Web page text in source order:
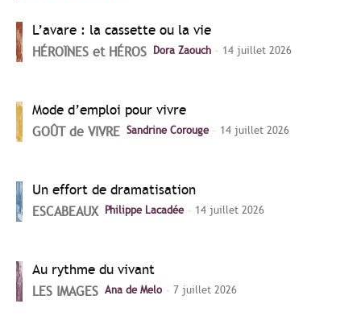
L’avare : la cassette ou la vie
HÉROÏNES et HÉROS Dora Zaouch - 14 juillet 2026
Mode d’emploi pour vivre
GOÛT de VIVRE Sandrine Corouge - 14 juillet 2026
Un effort de dramatisation
ESCABEAUX Philippe Lacadée - 14 juillet 2026
Au rythme du vivant
LES IMAGES Ana de Melo - 7 juillet 2026